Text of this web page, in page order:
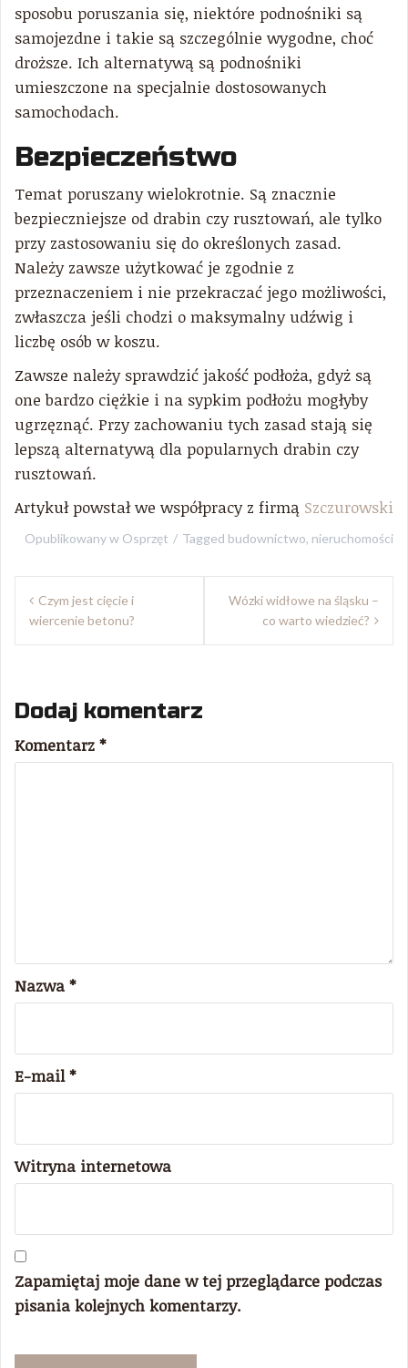
sposobu poruszania się, niektóre podnośniki są
samojezdne i takie są szczególnie wygodne, choć
droższe. Ich alternatywą są podnośniki
umieszczone na specjalnie dostosowanych
samochodach.
Bezpieczeństwo
Temat poruszany wielokrotnie. Są znacznie
bezpieczniejsze od drabin czy rusztowań, ale tylko
przy zastosowaniu się do określonych zasad.
Należy zawsze użytkować je zgodnie z
przeznaczeniem i nie przekraczać jego możliwości,
zwłaszcza jeśli chodzi o maksymalny udźwig i
liczbę osób w koszu.
Zawsze należy sprawdzić jakość podłoża, gdyż są
one bardzo ciężkie i na sypkim podłożu mogłyby
ugrzęznąć. Przy zachowaniu tych zasad stają się
lepszą alternatywą dla popularnych drabin czy
rusztowań.
Artykuł powstał we współpracy z firmą Szczurowski
Opublikowany w Osprzęt Tagged budownictwo, nieruchomości
Nawigacja
wpisu
Czym jest cięcie i
wiercenie betonu?
Wózki widłowe na śląsku –
co warto wiedzieć?
Dodaj komentarz
Komentarz *
Nazwa *
E-mail*
Witryna internetowa
Zapamiętaj moje dane w tej przeglądarce podczas
pisania kolejnych komentarzy.